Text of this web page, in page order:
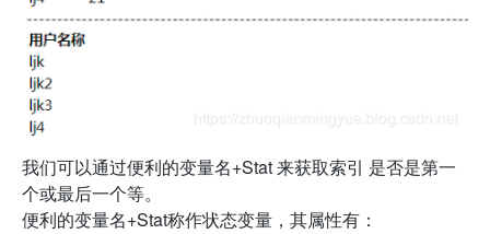
我们可以通过便利的变量名+Stat 来获取索引 是否是第一
个或最后一个等。
便利的变量名+Stat称作状态变量，其属性有：